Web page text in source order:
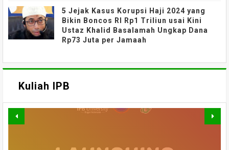
5 Jejak Kasus Korupsi Haji 2024 yang
Bikin Boncos RI Rp1 Triliun usai Kini
Ustaz Khalid Basalamah Ungkap Dana
Rp73 Juta per Jamaah
Kuliah IPB